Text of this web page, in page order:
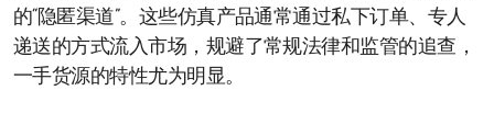
的“隐匿渠道”。这些仿真产品通常通过私下订单、专人
递送的方式流入市场，规避了常规法律和监管的追查，
一手货源的特性尤为明显。